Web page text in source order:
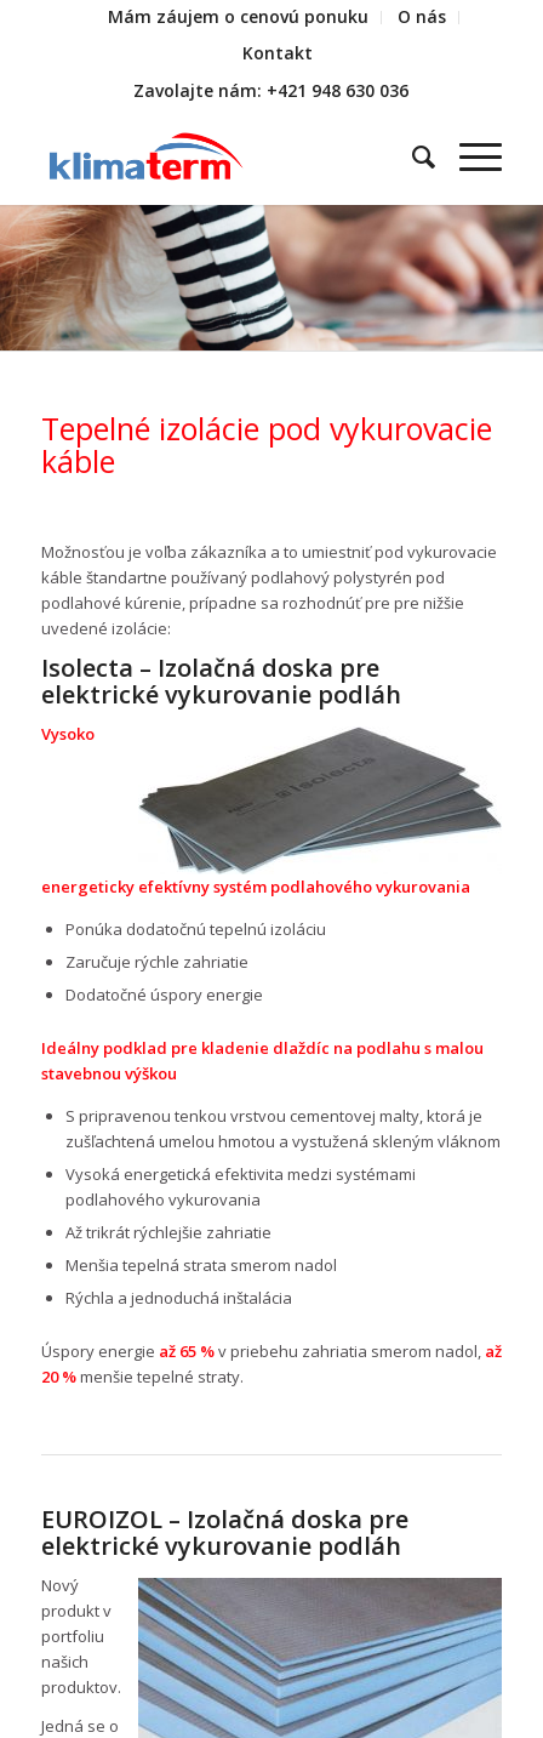
Mám záujem o cenovú ponuku
O nás
Kontakt
Zavolajte nám: +421 948 630 036
Tepelné izolácie pod vykurovacie
káble
Možnosťou je voľba zákazníka a to umiestniť pod vykurovacie
káble štandartne používaný podlahový polystyrén pod
podlahové kúrenie, prípadne sa rozhodnúť pre pre nižšie
uvedené izolácie:
Isolecta – Izolačná doska pre
elektrické vykurovanie podláh
Vysoko
energeticky efektívny systém podlahového vykurovania
Ponúka dodatočnú tepelnú izoláciu
Zaručuje rýchle zahriatie
Dodatočné úspory energie
Ideálny podklad pre kladenie dlaždíc na podlahu s malou
stavebnou výškou
S pripravenou tenkou vrstvou cementovej malty, ktorá je
zušľachtená umelou hmotou a vystužená skleným vláknom
Vysoká energetická efektivita medzi systémami
podlahového vykurovania
Až trikrát rýchlejšie zahriatie
Menšia tepelná strata smerom nadol
Rýchla a jednoduchá inštalácia
Úspory energie až 65 %v priebehu zahriatia smerom nadol,až
20 %menšie tepelné straty.
EUROIZOL – Izolačná doska pre
elektrické vykurovanie podláh
Nový
produkt v
portfoliu
našich
produktov.
Jedná se o